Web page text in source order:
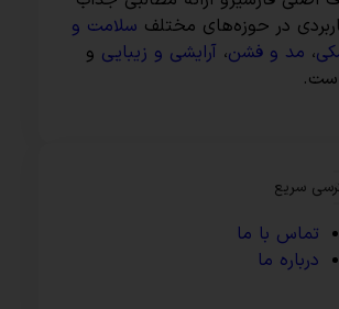
در حوزه‌های مختلف سلامت و
، مد و فشن، آرایشی و زیبایی و
سریع
تماس با ما
درباره ما